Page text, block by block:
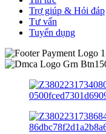
Trợ giúp & Hỏi đáp
Tư vấn
Tuyển dụng